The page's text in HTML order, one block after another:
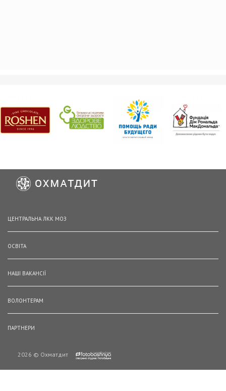
ЦЕНТРАЛЬНА ЛКК МОЗ
ОСВІТА
НАШІ ВАКАНСІЇ
ВОЛОНТЕРАМ
ПАРТНЕРИ
2026 © Охматдит